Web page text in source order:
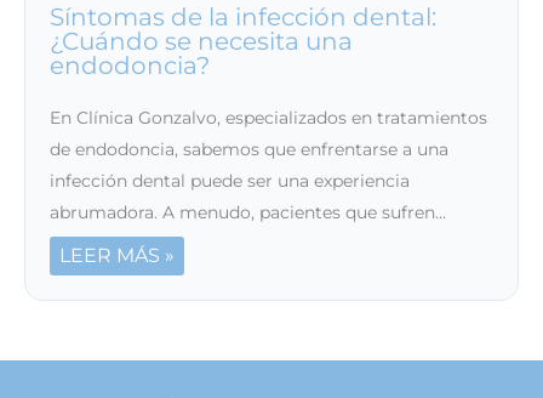
Síntomas de la infección dental:
¿Cuándo se necesita una
endodoncia?
En Clínica Gonzalvo, especializados en tratamientos
de endodoncia, sabemos que enfrentarse a una
infección dental puede ser una experiencia
abrumadora. A menudo, pacientes que sufren…
LEER MÁS »